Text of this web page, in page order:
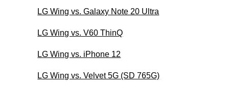
LG Wing vs. Galaxy Note 20 Ultra
LG Wing vs. V60 ThinQ
LG Wing vs. iPhone 12
LG Wing vs. Velvet 5G (SD 765G)